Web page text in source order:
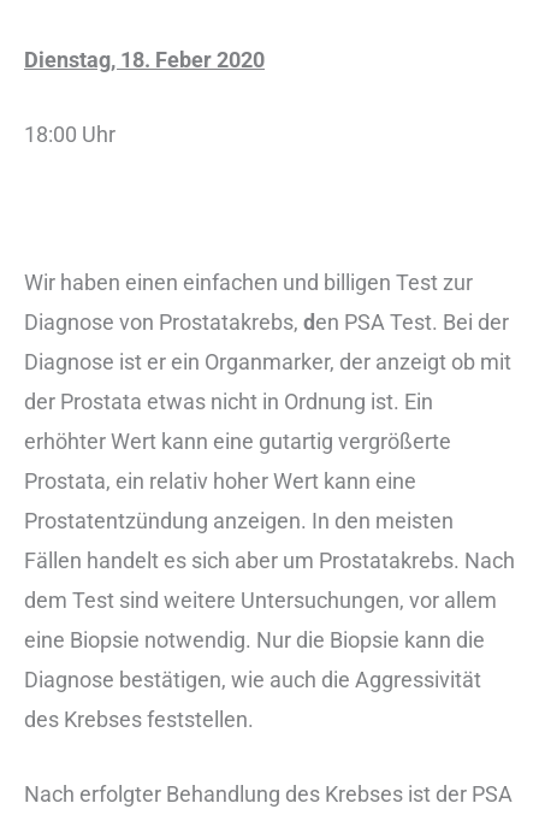
Dienstag, 18. Feber 2020
18:00 Uhr
Wir haben einen einfachen und billigen Test zur
Diagnose von Prostatakrebs, den PSA Test. Bei der
Diagnose ist er ein Organmarker, der anzeigt ob mit
der Prostata etwas nicht in Ordnung ist. Ein
erhöhter Wert kann eine gutartig vergrößerte
Prostata, ein relativ hoher Wert kann eine
Prostatentzündung anzeigen. In den meisten
Fällen handelt es sich aber um Prostatakrebs. Nach
dem Test sind weitere Untersuchungen, vor allem
eine Biopsie notwendig. Nur die Biopsie kann die
Diagnose bestätigen, wie auch die Aggressivität
des Krebses feststellen.
Nach erfolgter Behandlung des Krebses ist der PSA